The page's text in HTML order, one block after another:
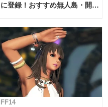
に登録！おすすめ無人島・開拓
対応 / 毎週更新中】
FF14